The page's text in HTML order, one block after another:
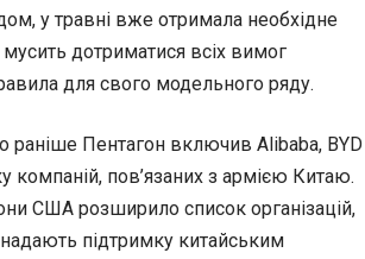
у травні вже отримала необхідне
дотриматися всіх вимог
для свого модельного ряду.
раніше Пентагон включив Alibaba, BYD
компаній, пов’язаних з армією Китаю.
США розширило список організацій,
підтримку китайським